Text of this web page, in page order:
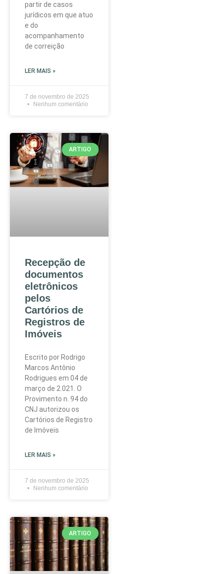
partir de casos
jurídicos em que atuo
e do
acompanhamento
de correição
LER MAIS »
7 de novembro de 2025
Nenhum comentário
ARTIGO
Recepção de
documentos
eletrônicos
pelos
Cartórios de
Registros de
Imóveis
Escrito por Rodrigo
Marcos Antônio
Rodrigues em 04 de
março de 2.021. O
Provimento n. 94 do
CNJ autorizou os
Cartórios de Registro
de Imóveis
LER MAIS »
7 de novembro de 2025
Nenhum comentário
ARTIGO